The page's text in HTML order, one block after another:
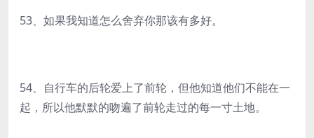
53、如果我知道怎么舍弃你那该有多好。
54、自行车的后轮爱上了前轮，但他知道他们不能在一
起，所以他默默的吻遍了前轮走过的每一寸土地。